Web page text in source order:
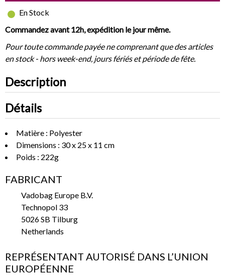
En Stock
Commandez avant 12h, expédition le jour même.
Pour toute commande payée ne comprenant que des articles
en stock - hors week-end, jours fériés et période de fête.
Description
Détails
Matière : Polyester
Dimensions : 30 x 25 x 11 cm
Poids : 222g
FABRICANT
Vadobag Europe B.V.
Technopol 33
5026 SB Tilburg
Netherlands
REPRÉSENTANT AUTORISÉ DANS L’UNION
EUROPÉENNE